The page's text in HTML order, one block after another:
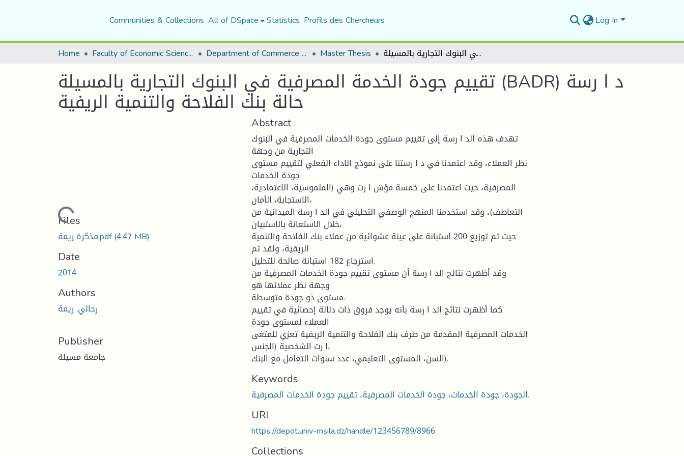
Communities & Collections All of DSpace Statistics Profils des Chercheurs Log In
Home Faculty of Economic Sciences, Commerce and Management Sciences Department of Commerce Science Master Thesis تقییم جودة الخدمة المصرفیة في البنوك التجاریة بالمسیلة (BADR) د ا رسة حالة بنك الفلاحة والتنمیة الریفیة
تقییم جودة الخدمة المصرفیة في البنوك التجاریة بالمسیلة (BADR) د ا رسة
حالة بنك الفلاحة والتنمیة الریفیة
Loading...
Files
مذكرة ريمة.pdf(4.47 MB)
Date
2014
Authors
رحالي, ريمة
Publisher
جامعة مسيلة
Abstract
تهدف هذه الد ا رسة إلى تقییم مستوى جودة الخدمات المصرفیة في البنوك
التجاریة من وجهة
نظر العملاء، وقد اعتمدنا في د ا رستنا على نموذج الاداء الفعلي لتقییم مستوى
جودة الخدمات
المصرفیة، حیث اعتمدنا على خمسة مؤش ا رت وهي (الملموسیة، الاعتمادیة،
الاستجابة، الأمان،
التعاطف)، وقد استخدمنا المنهج الوصفي التحلیلي في الد ا رسة المیدانیة من
خلال الاستعانة بالاستبیان،
حیث تم توزیع 200 استبانة على عینة عشوائیة من عملاء بنك الفلاحة والتنمیة
الریفیة، ولقد تم
استرجاع 182 استبانة صالحة للتحلیل.
وقد أظهرت نتائج الد ا رسة أن مستوى تقییم جودة الخدمات المصرفیة من
وجهة نظر عملائها هو
مستوى ذو جودة متوسطة.
كما أظهرت نتائج الد ا رسة بأنه یوجد فروق ذات دلالة إحصائیة في تقییم
العملاء لمستوى جودة
الخدمات المصرفیة المقدمة من طرف بنك الفلاحة والتنمیة الریفیة تعزي للمتغی
ا رت الشخصیة (الجنس،
السن، المستوى التعلیمي، عدد سنوات التعامل مع البنك).
Keywords
الجودة، جودة الخدمات، جودة الخدمات المصرفیة، تقییم جودة الخدمات المصرفیة.
URI
https://depot.univ-msila.dz/handle/123456789/8966
Collections